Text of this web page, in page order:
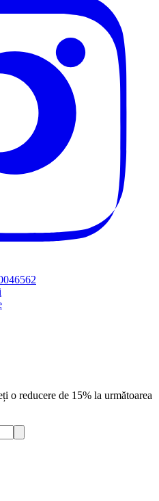
o reducere de 15% la următoarea